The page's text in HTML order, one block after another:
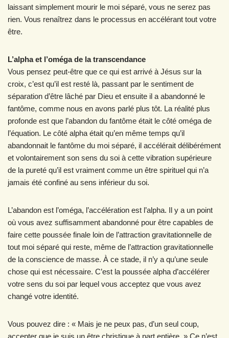
laissant simplement mourir le moi séparé, vous ne serez pas
rien. Vous renaîtrez dans le processus en accélérant tout votre
être.
L’alpha et l’oméga de la transcendance
Vous pensez peut-être que ce qui est arrivé à Jésus sur la
croix, c’est qu’il est resté là, passant par le sentiment de
séparation d’être lâché par Dieu et ensuite il a abandonné le
fantôme, comme nous en avons parlé plus tôt. La réalité plus
profonde est que l’abandon du fantôme était le côté oméga de
l’équation. Le côté alpha était qu’en même temps qu’il
abandonnait le fantôme du moi séparé, il accélérait délibérément
et volontairement son sens du soi à cette vibration supérieure
de la pureté qu’il est vraiment comme un être spirituel qui n’a
jamais été confiné au sens inférieur du soi.
L’abandon est l’oméga, l’accélération est l’alpha. Il y a un point
où vous avez suffisamment abandonné pour être capables de
faire cette poussée finale loin de l’attraction gravitationnelle de
tout moi séparé qui reste, même de l’attraction gravitationnelle
de la conscience de masse. À ce stade, il n’y a qu’une seule
chose qui est nécessaire. C’est la poussée alpha d’accélérer
votre sens du soi par lequel vous acceptez que vous avez
changé votre identité.
Vous pouvez dire : « Mais je ne peux pas, d’un seul coup,
accepter que je suis un être christique à part entière. » Ce n’est